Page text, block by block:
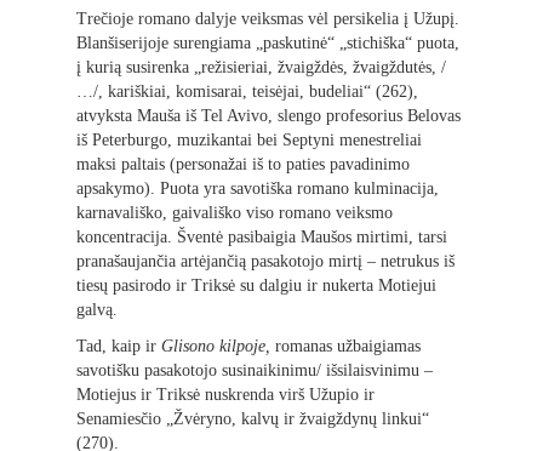
Trečioje romano dalyje veiksmas vėl persikelia į Užupį.
Blanšiserijoje surengiama „paskutinė“ „stichiška“ puota,
į kurią susirenka „režisieriai, žvaigždės, žvaigždutės, /
…/, kariškiai, komisarai, teisėjai, budeliai“ (262),
atvyksta Mauša iš Tel Avivo, slengo profesorius Belovas
iš Peterburgo, muzikantai bei Septyni menestreliai
maksi paltais (personažai iš to paties pavadinimo
apsakymo). Puota yra savotiška romano kulminacija,
karnavališko, gaivališko viso romano veiksmo
koncentracija. Šventė pasibaigia Maušos mirtimi, tarsi
pranašaujančia artėjančią pasakotojo mirtį – netrukus iš
tiesų pasirodo ir Triksė su dalgiu ir nukerta Motiejui
galvą.
Tad, kaip ir Glisono kilpoje, romanas užbaigiamas
savotišku pasakotojo susinaikinimu/ išsilaisvinimu –
Motiejus ir Triksė nuskrenda virš Užupio ir
Senamiesčio „Žvėryno, kalvų ir žvaigždynų linkui“
(270).